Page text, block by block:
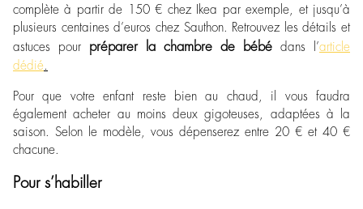
complète à partir de 150 € chez Ikea par exemple, et jusqu’à
plusieurs centaines d’euros chez Sauthon. Retrouvez les détails et
astuces pour préparer la chambre de bébé dans l’article
dédié.
Pour que votre enfant reste bien au chaud, il vous faudra
également acheter au moins deux gigoteuses, adaptées à la
saison. Selon le modèle, vous dépenserez entre 20 € et 40 €
chacune.
Pour s’habiller